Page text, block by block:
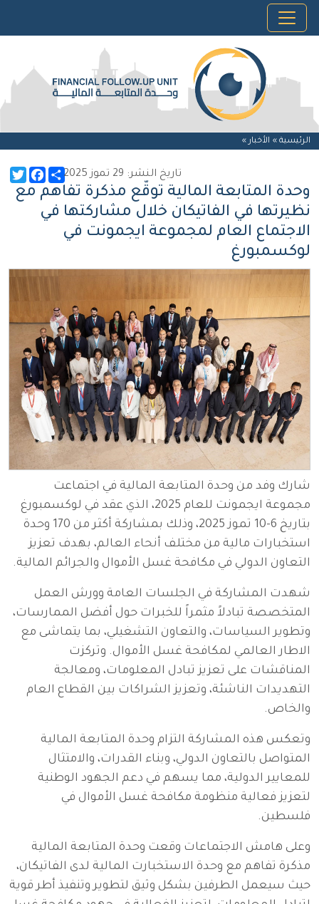
الرئيسية » الأخبار »
FacebookShare تاريخ النشر: 29 تموز 2025
وحدة المتابعة المالية توقّع مذكرة تفاهم مع
نظيرتها في الفاتيكان خلال مشاركتها في
الاجتماع العام لمجموعة ايجمونت في
لوكسمبورغ
شارك وفد من وحدة المتابعة المالية في اجتماعت
مجموعة ايجمونت للعام 2025، الذي عقد في لوكسمبورغ
بتاريخ 6-10 تموز 2025، وذلك بمشاركة أكثر من 170 وحدة
استخبارات مالية من مختلف أنحاء العالم، بهدف تعزيز
التعاون الدولي في مكافحة غسل الأموال والجرائم المالية.
شهدت المشاركة في الجلسات العامة وورش العمل
المتخصصة تبادلاً مثمراً للخبرات حول أفضل الممارسات،
وتطوير السياسات، والتعاون التشغيلي، بما يتماشى مع
الاطار العالمي لمكافحة غسل الأموال. وتركزت
المناقشات على تعزيز تبادل المعلومات، ومعالجة
التهديدات الناشئة، وتعزيز الشراكات بين القطاع العام
والخاص.
وتعكس هذه المشاركة التزام وحدة المتابعة المالية
المتواصل بالتعاون الدولي، وبناء القدرات، والامتثال
للمعايير الدولية، مما يسهم في دعم الجهود الوطنية
لتعزيز فعالية منظومة مكافحة غسل الأموال في
فلسطين.
وعلى هامش الاجتماعات وقعت وحدة المتابعة المالية
مذكرة تفاهم مع وحدة الاستخبارت المالية لدى الفاتيكان،
حيث سيعمل الطرفين بشكل وثيق لتطوير وتنفيذ أطر قوية